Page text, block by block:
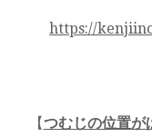
https://
【つむじの位置